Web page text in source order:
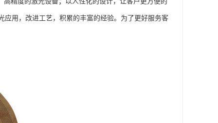
用，改进工艺，积累的丰富的经验。为了更好服务客